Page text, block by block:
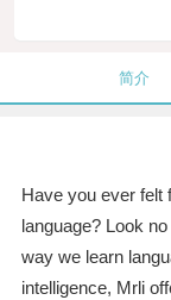
简介
Have you ever felt
language? Look
way we learn
intelligence, Mrli